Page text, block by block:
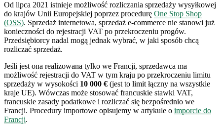
Od lipca 2021 istnieje możliwość rozliczania sprzedaży wysyłkowej
do krajów Unii Europejskiej poprzez procedurę One Stop Shop
(OSS). Sprzedaż internetowa, sprzedaż e-commerce nie stanowi już
konieczności do rejestracji VAT po przekroczeniu progów.
Przedsiębiorcy nadal mogą jednak wybrać, w jaki sposób chcą
rozliczać sprzedaż.
Jeśli jest ona realizowana tylko we Francji, sprzedawca ma
możliwość rejestracji do VAT w tym kraju po przekroczeniu limitu
sprzedaży w wysokości 10 000 € (jest to limit łączny na wszystkie
kraje UE). Wówczas może stosować francuskie stawki VAT,
francuskie zasady podatkowe i rozliczać się bezpośrednio we
Francji. Procedury importowe opisujemy w artykule o imporcie do
Francji.